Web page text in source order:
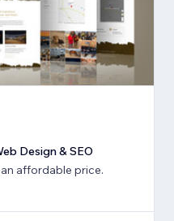
Design & SEO
affordable price.